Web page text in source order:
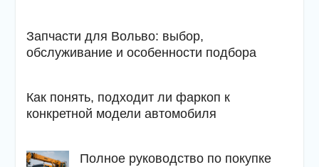
Запчасти для Вольво: выбор,
обслуживание и особенности подбора
Как понять, подходит ли фаркоп к
конкретной модели автомобиля
Полное руководство по покупке